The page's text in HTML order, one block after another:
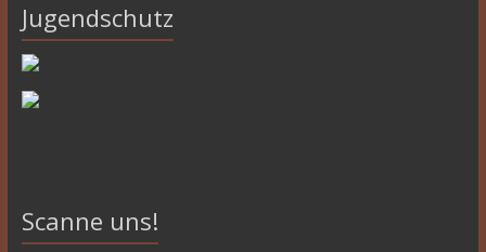
Jugendschutz
Scanne uns!